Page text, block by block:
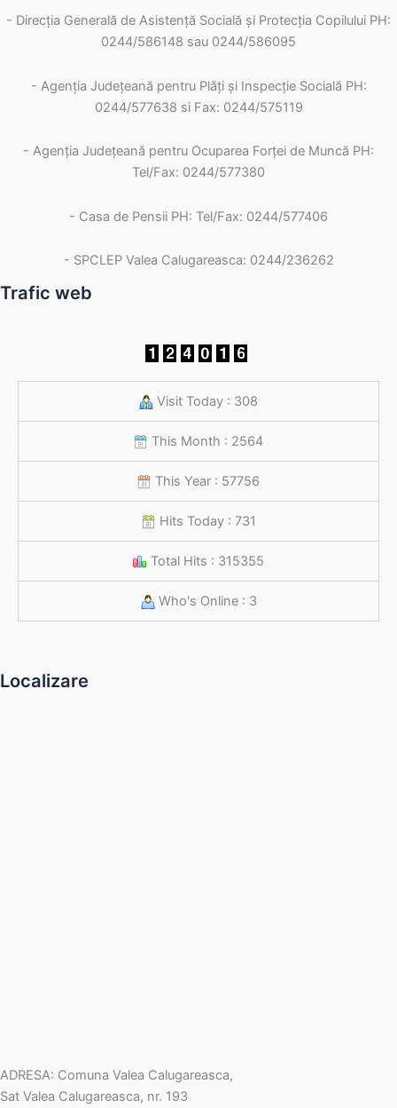
- Direcția Generală de Asistență Socială și Protecția Copilului PH:
0244/586148 sau 0244/586095
- Agenția Județeană pentru Plăți și Inspecție Socială PH:
0244/577638 si Fax: 0244/575119
- Agenţia Judeţeană pentru Ocuparea Forţei de Muncă PH:
Tel/Fax: 0244/577380
- Casa de Pensii PH: Tel/Fax: 0244/577406
- SPCLEP Valea Calugareasca: 0244/236262
Trafic web
Visit Today : 308
This Month : 2564
This Year : 57756
Hits Today : 731
Total Hits : 315355
Who's Online : 3
Localizare
ADRESA: Comuna Valea Calugareasca,
Sat Valea Calugareasca, nr. 193